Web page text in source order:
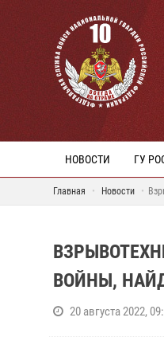
НОВОСТИ ГУ
Главная Новости
ВОЙНЫ,
20 августа 2022,